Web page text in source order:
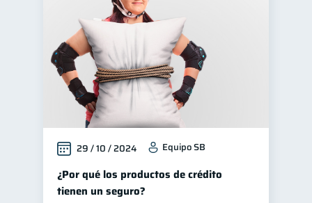
29 / 10 / 2024 Equipo SB
¿Por qué los productos de crédito
tienen un seguro?